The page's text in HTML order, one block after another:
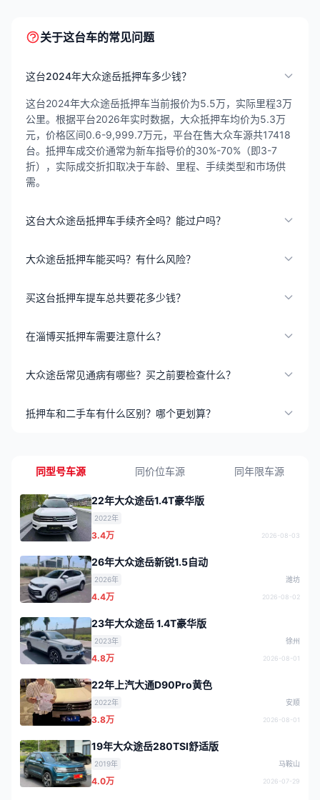
关于这台车的常见问题
这台2024年大众途岳抵押车多少钱？
这台2024年大众途岳抵押车当前报价为5.5万，实际里程3万
公里。根据平台2026年实时数据，大众抵押车均价为5.3万
元，价格区间0.6-9,999.7万元，平台在售大众车源共17418
台。抵押车成交价通常为新车指导价的30%-70%（即3-7
折），实际成交折扣取决于车龄、里程、手续类型和市场供
需。
这台大众途岳抵押车手续齐全吗？能过户吗？
大众途岳抵押车能买吗？有什么风险？
买这台抵押车提车总共要花多少钱？
在淄博买抵押车需要注意什么？
大众途岳常见通病有哪些？买之前要检查什么？
抵押车和二手车有什么区别？哪个更划算？
同型号车源 同价位车源 同年限车源
22年大众途岳1.4T豪华版
2022年
3.4万 2026-08-03
26年大众途岳新锐1.5自动
2026年 潍坊
4.4万 2026-08-02
23年大众途岳 1.4T豪华版
2023年 徐州
4.8万 2026-08-01
22年上汽大通D90Pro黄色
2022年 安顺
3.8万 2026-08-01
19年大众途岳280TSI舒适版
2019年 马鞍山
4.0万 2026-07-29